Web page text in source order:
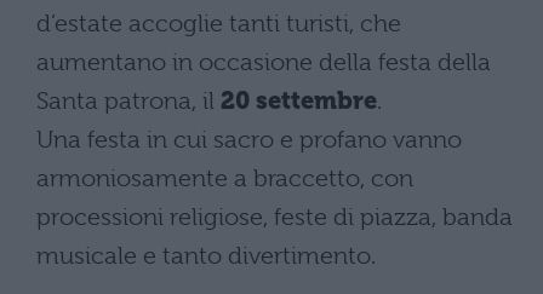
d’estate accoglie tanti turisti, che
aumentano in occasione della festa della
Santa patrona, il 20 settembre.
Una festa in cui sacro e profano vanno
armoniosamente a braccetto, con
processioni religiose, feste di piazza, banda
musicale e tanto divertimento.